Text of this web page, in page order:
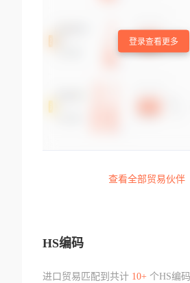
登录查看更多
查看全部贸易伙伴
HS编码
进口贸易匹配到共计 10+个HS编码